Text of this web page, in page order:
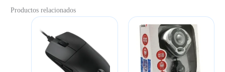
Productos relacionados